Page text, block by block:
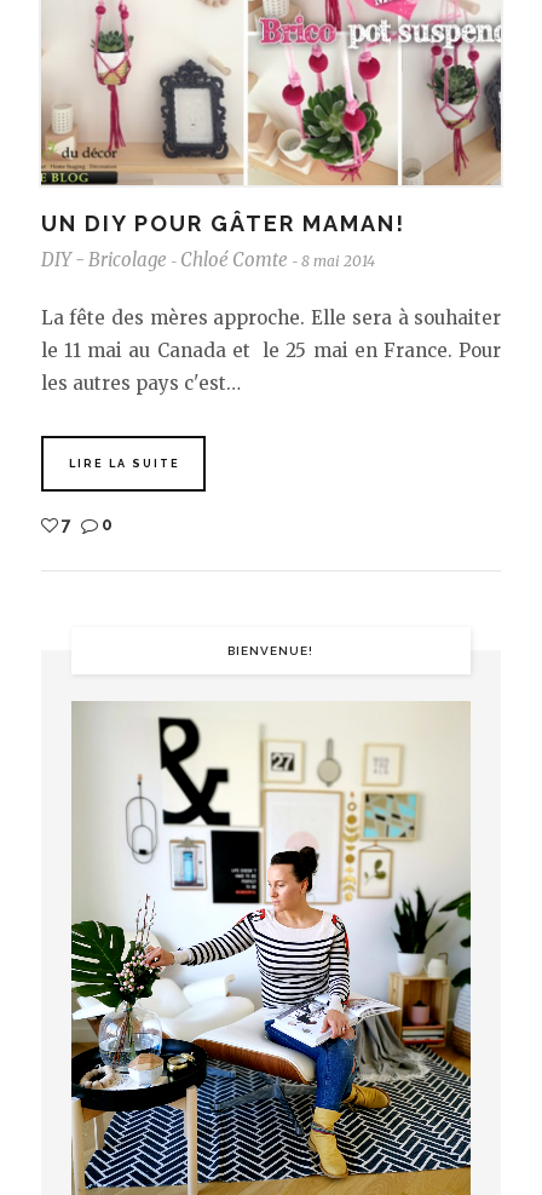
UN DIY POUR GÂTER MAMAN!
DIY - Bricolage - Chloé Comte - 8 mai 2014
La fête des mères approche. Elle sera à souhaiter
le 11 mai au Canada et le 25 mai en France. Pour
les autres pays c'est…
LIRE LA SUITE
7 0
BIENVENUE!